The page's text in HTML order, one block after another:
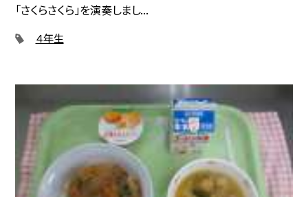
「さくらさくら」を演奏しまし...
４年生